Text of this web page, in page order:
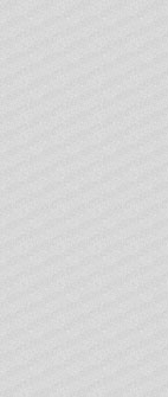
Free Spins